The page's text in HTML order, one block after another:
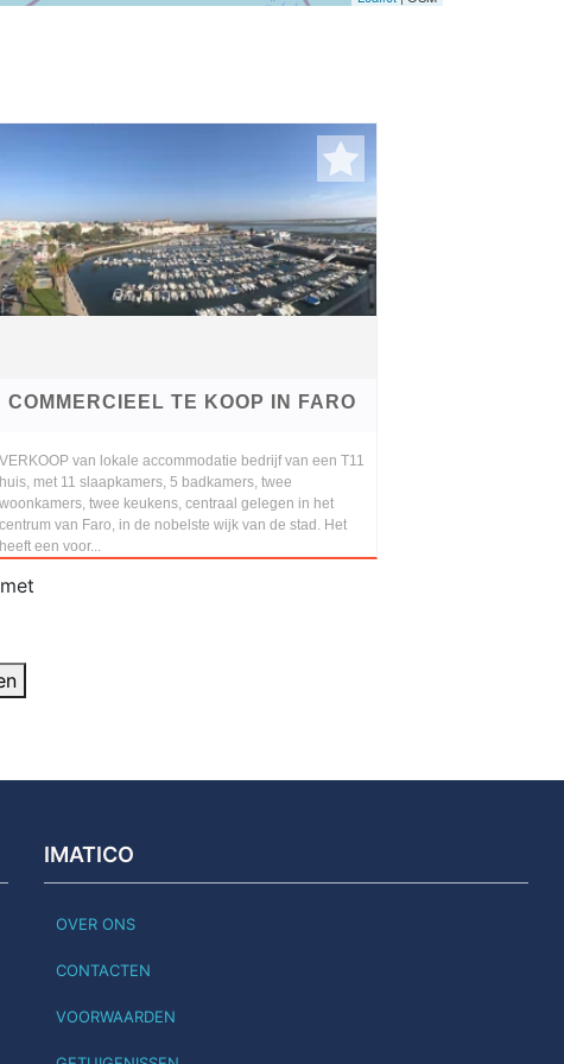
COMMERCIEEL TE KOOP IN FARO
VERKOOP van lokale accommodatie bedrijf van een T11
huis, met 11 slaapkamers, 5 badkamers, twee
woonkamers, twee keukens, centraal gelegen in het
centrum van Faro, in de nobelste wijk van de stad. Het
heeft een voor...
IMATICO
OVER ONS
CONTACTEN
VOORWAARDEN